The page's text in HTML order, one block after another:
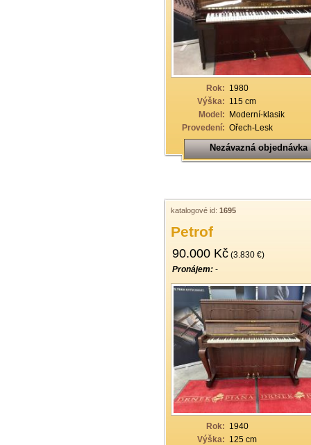
33
35
39
40
Rok: 1980
Výška: 115 cm
Model: Moderní-klasik
Provedení: Ořech-Lesk
Nezávazná objednávka
katalogové id: 1695
Petrof
90.000 Kč(3.830 €)
Pronájem:-
Rok: 1940
Výška: 125 cm